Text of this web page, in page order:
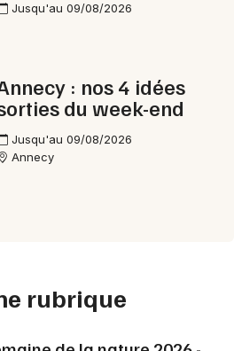
Jusqu'au 09/08/2026
: nos 4 idées
du week-end
Jusqu'au 09/08/2026
Annecy
rubrique